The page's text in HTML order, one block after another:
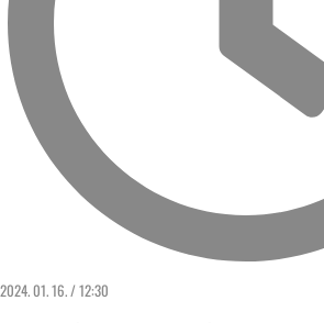
2024. 01. 16. / 12:30